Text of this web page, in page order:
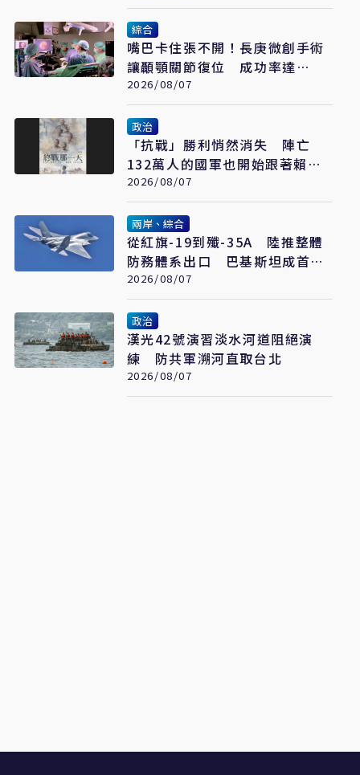
綜合
嘴巴卡住張不開！長庚微創手術
讓顳顎關節復位 成功率達
97%
2026/08/07
政治
「抗戰」勝利悄然消失 陣亡
132萬人的國軍也開始跟著賴清
德喊「終戰」了
2026/08/07
兩岸、綜合
從紅旗-19到殲-35A 陸推整體
防務體系出口 巴基斯坦成首要
合作案例
2026/08/07
政治
漢光42號演習淡水河道阻絕演
練 防共軍溯河直取台北
2026/08/07